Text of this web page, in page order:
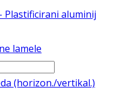
Plastificirani aluminij
lamele
(horizon./vertikal.)